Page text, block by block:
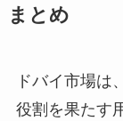
まとめ
ドバイ市場は
役割を果たす